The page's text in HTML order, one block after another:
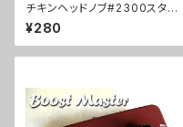
チキンヘッドノブ#2300スタイ
ル
¥280